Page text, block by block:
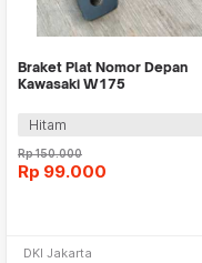
Braket Plat Nomor Depan
Kawasaki W175
Hitam
Rp150.000
Rp 99.000
DKI Jakarta